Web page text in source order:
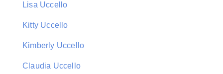
Lisa Uccello
Kitty Uccello
Kimberly Uccello
Claudia Uccello